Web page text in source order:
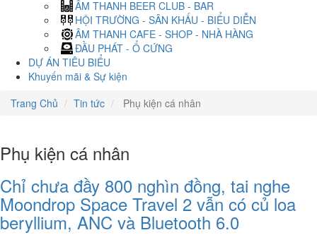
ÂM THANH BEER CLUB - BAR
HỘI TRƯỜNG - SÂN KHẤU - BIỂU DIỄN
ÂM THANH CAFE - SHOP - NHÀ HÀNG
ĐẦU PHÁT - Ổ CỨNG
DỰ ÁN TIÊU BIỂU
Khuyến mãi & Sự kiện
Trang Chủ
Tin tức Phụ kiện cá nhân
Phụ kiện cá nhân
Chỉ chưa đầy 800 nghìn đồng, tai nghe
Moondrop Space Travel 2 vẫn có củ loa
beryllium, ANC và Bluetooth 6.0